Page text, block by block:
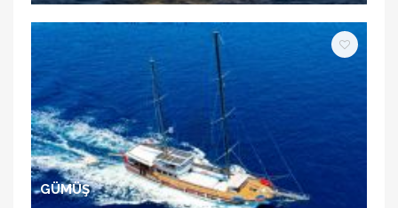
GÜMÜŞ